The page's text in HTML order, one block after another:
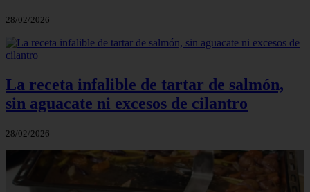
28/02/2026
La receta infalible de tartar de salmón,
sin aguacate ni excesos de cilantro
28/02/2026